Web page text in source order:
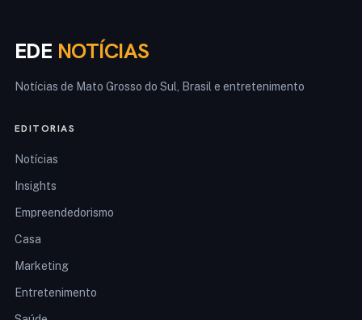
EDE NOTÍCIAS
Notícias de Mato Grosso do Sul, Brasil e entretenimento
EDITORIAS
Notícias
Insights
Empreendedorismo
Casa
Marketing
Entretenimento